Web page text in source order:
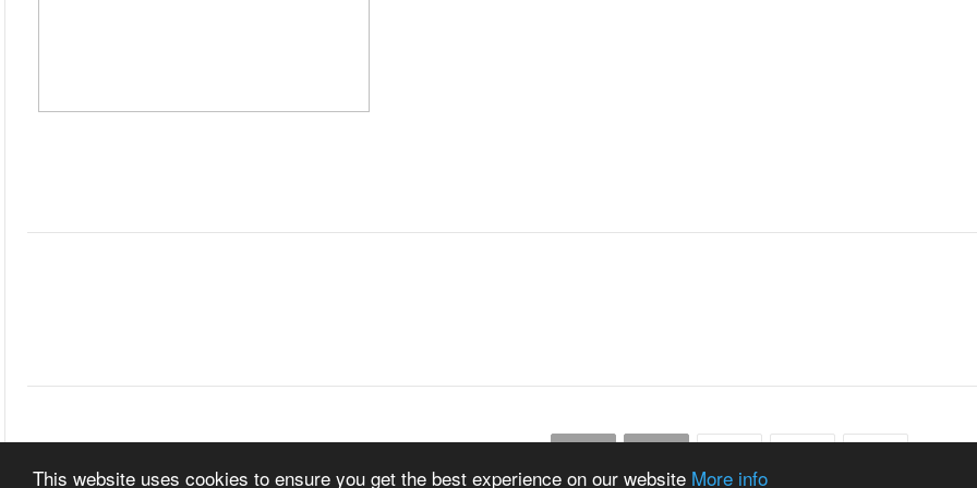
This website uses cookies to ensure you get the best experience on our website More info